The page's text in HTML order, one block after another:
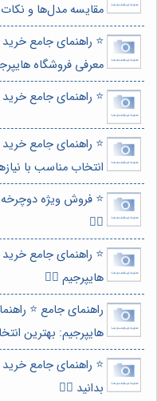
مقایسه مدل‌ها و
⭐️ راهنمای جامع
معرفی فروشگاه
⭐️ راهنمای جامع
⭐️ راهنمای جامع
انتخاب مناسب با
⭐️ فروش ویژه
🚴‍♀️
⭐️ راهنمای جامع
هایپرجیم 🚴‍♀️
راهنمای جامع ⭐️
هایپرجیم: بهترین
⭐️ راهنمای جامع
بدانید 🚴‍♀️